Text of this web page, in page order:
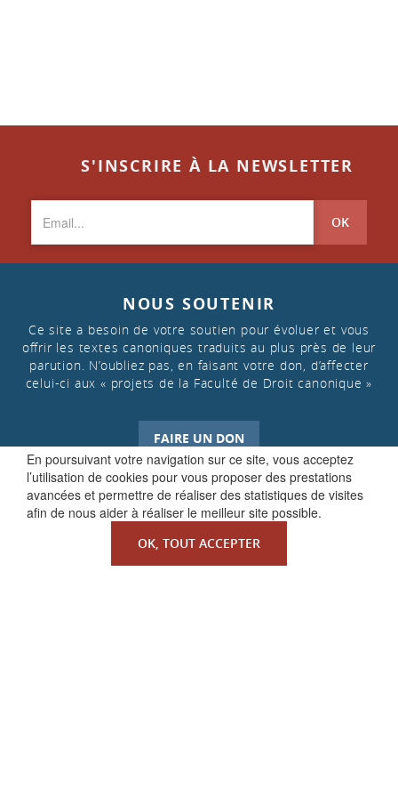
En poursuivant votre navigation sur ce site, vous acceptez
l’utilisation de cookies pour vous proposer des prestations
avancées et permettre de réaliser des statistiques de visites
afin de nous aider à réaliser le meilleur site possible.
OK, TOUT ACCEPTER
S'INSCRIRE À LA NEWSLETTER
OK
NOUS SOUTENIR
Ce site a besoin de votre soutien pour évoluer et vous
offrir les textes canoniques traduits au plus près de leur
parution. N’oubliez pas, en faisant votre don, d’affecter
celui-ci aux « projets de la Faculté de Droit canonique »
FAIRE UN DON